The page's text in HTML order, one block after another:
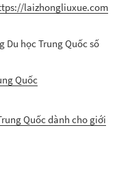
laizhongliuxue.com
Du học Trung Quốc số
Quốc
Quốc dành cho giới